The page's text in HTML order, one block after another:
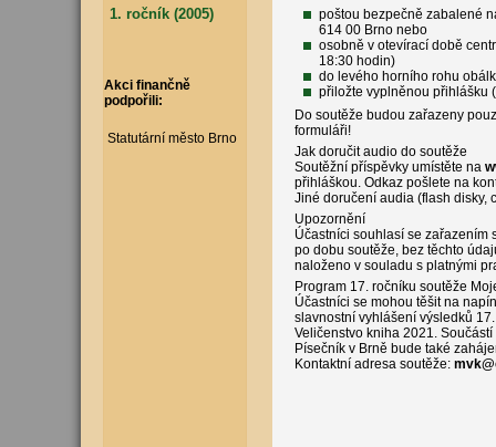
1. ročník (2005)
Akci finančně
podpořili:
Statutární město Brno
poštou bezpečně zabalené
614 00 Brno nebo
osobně v otevírací době
18:30 hodin)
do levého horního rohu
přiložte vyplněnou přihlášku
Do soutěže budou zařazeny
formuláři!
Jak doručit audio do soutěže
Soutěžní příspěvky umístěte na
přihláškou. Odkaz pošlete na
Jiné doručení audia (flash disky,
Upozornění
Účastníci souhlasí se zařazením
po dobu soutěže, bez těchto
naloženo v souladu s platnými
Program 17. ročníku soutěže
Účastníci se mohou těšit na
slavnostní vyhlášení výsledků
Veličenstvo kniha 2021.
Písečník v Brně bude také
Kontaktní adresa soutěže: mvk@